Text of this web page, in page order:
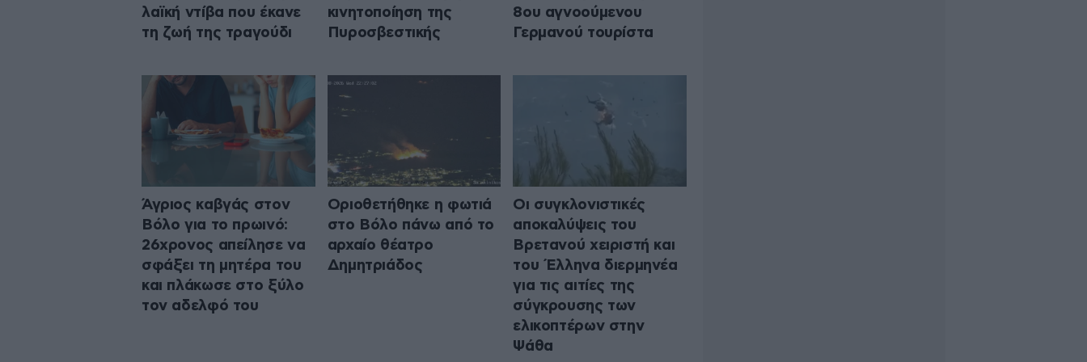
λαϊκή ντίβα που έκανε
τη ζωή της τραγούδι
κινητοποίηση της
Πυροσβεστικής
8ου αγνοούμενου
Γερμανού τουρίστα
Άγριος καβγάς στον
Βόλο για το πρωινό:
26χρονος απείλησε να
σφάξει τη μητέρα του
και πλάκωσε στο ξύλο
τον αδελφό του
Οριοθετήθηκε η φωτιά
στο Βόλο πάνω από το
αρχαίο θέατρο
Δημητριάδος
Οι συγκλονιστικές
αποκαλύψεις του
Βρετανού χειριστή και
του Έλληνα διερμηνέα
για τις αιτίες της
σύγκρουσης των
ελικοπτέρων στην
Ψάθα